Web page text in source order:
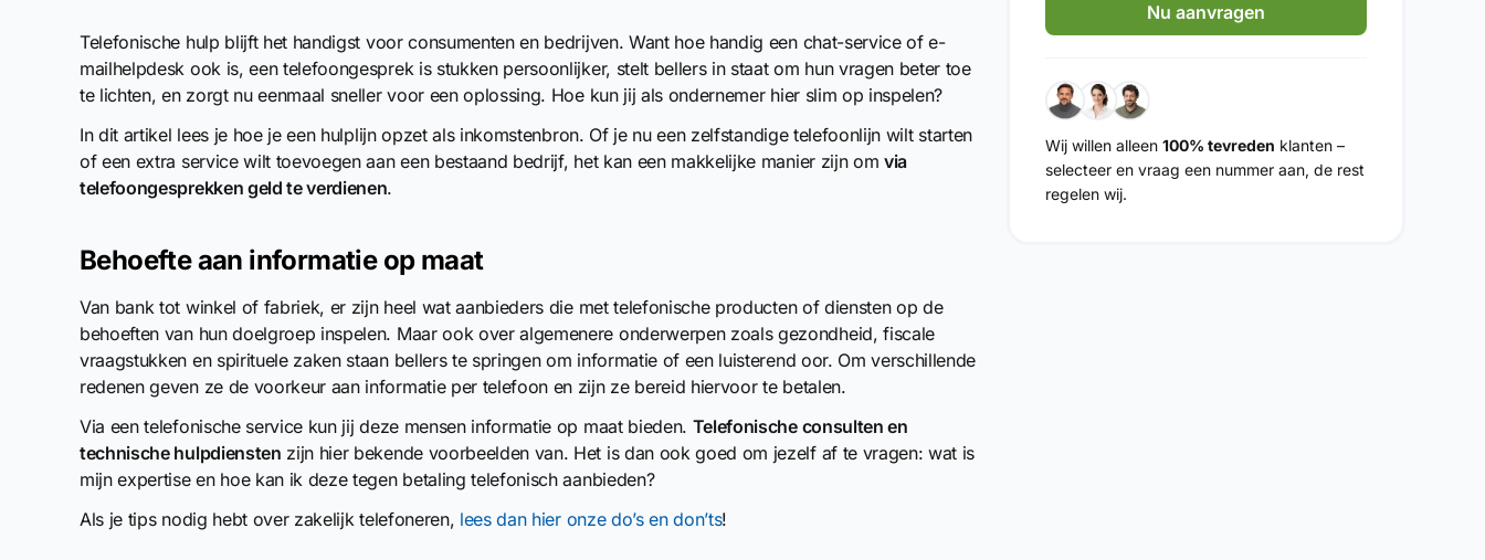
Telefonische hulp blijft het handigst voor consumenten en bedrijven. Want hoe handig een chat-service of e-
mailhelpdesk ook is, een telefoongesprek is stukken persoonlijker, stelt bellers in staat om hun vragen beter toe
te lichten, en zorgt nu eenmaal sneller voor een oplossing. Hoe kun jij als ondernemer hier slim op inspelen?
In dit artikel lees je hoe je een hulplijn opzet als inkomstenbron. Of je nu een zelfstandige telefoonlijn wilt starten
of een extra service wilt toevoegen aan een bestaand bedrijf, het kan een makkelijke manier zijn om via
telefoongesprekken geld te verdienen.
Behoefte aan informatie op maat
Van bank tot winkel of fabriek, er zijn heel wat aanbieders die met telefonische producten of diensten op de
behoeften van hun doelgroep inspelen. Maar ook over algemenere onderwerpen zoals gezondheid, fiscale
vraagstukken en spirituele zaken staan bellers te springen om informatie of een luisterend oor. Om verschillende
redenen geven ze de voorkeur aan informatie per telefoon en zijn ze bereid hiervoor te betalen.
Via een telefonische service kun jij deze mensen informatie op maat bieden. Telefonische consulten en
technische hulpdiensten zijn hier bekende voorbeelden van. Het is dan ook goed om jezelf af te vragen: wat is
mijn expertise en hoe kan ik deze tegen betaling telefonisch aanbieden?
Als je tips nodig hebt over zakelijk telefoneren, lees dan hier onze do’s en don’ts!
Nu aanvragen
Wij willen alleen 100% tevreden klanten –
selecteer en vraag een nummer aan, de rest
regelen wij.